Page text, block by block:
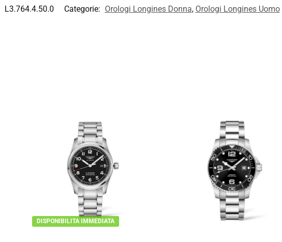
L3.764.4.50.0 Categorie: Orologi Longines Donna, Orologi Longines Uomo
DISPONIBILITA IMMEDIATA